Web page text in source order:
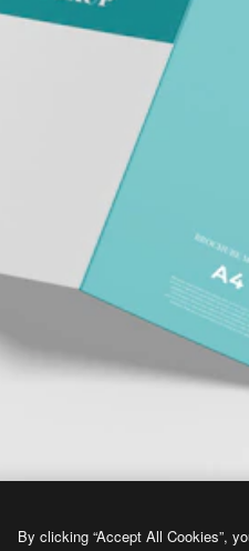
By clicking “Accept All Cookies”,